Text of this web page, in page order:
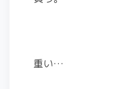
重い…